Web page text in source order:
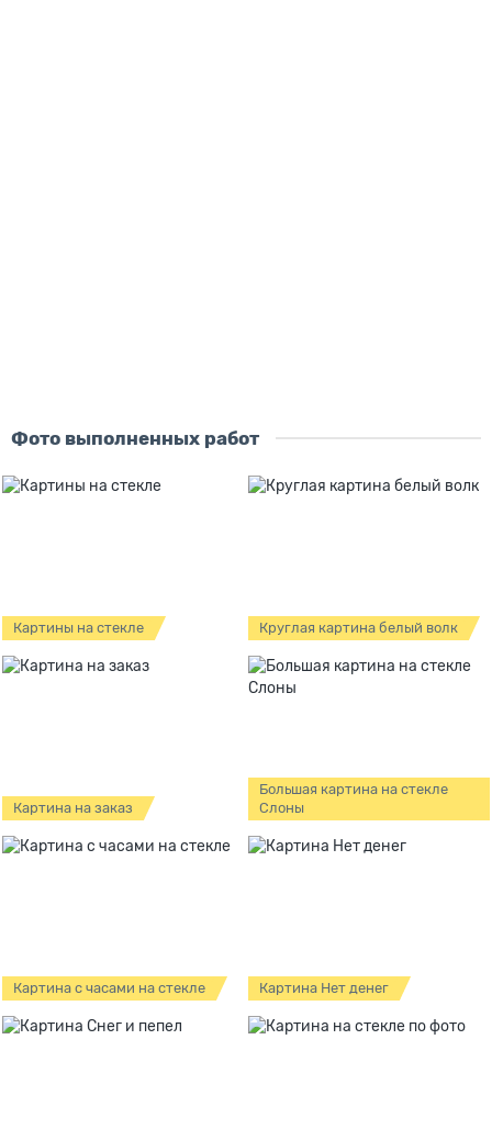
Фото выполненных работ
Картины на стекле Круглая картина белый волк
Картина на заказ
Большая картина на стекле
Слоны
Картина с часами на стекле Картина Нет денег